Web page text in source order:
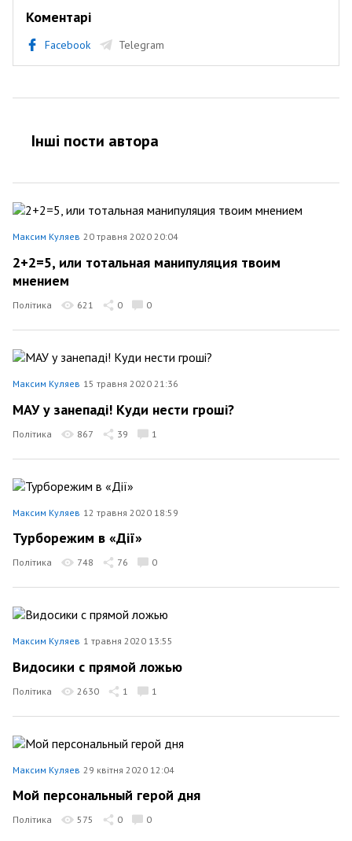
Коментарі
Facebook Telegram
Інші пости автора
Максим Куляев 20 травня 2020 20:04
2+2=5, или тотальная манипуляция твоим
мнением
Політика 621 0 0
Максим Куляев 15 травня 2020 21:36
МАУ у занепаді! Куди нести гроші?
Політика 867 39 1
Максим Куляев 12 травня 2020 18:59
Турборежим в «Дії»
Політика 748 76 0
Максим Куляев 1 травня 2020 13:55
Видосики с прямой ложью
Політика 2630 1 1
Максим Куляев 29 квітня 2020 12:04
Мой персональный герой дня
Політика 575 0 0